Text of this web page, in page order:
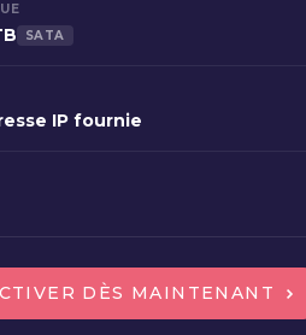
SATA
IP fournie
DÈS MAINTENANT